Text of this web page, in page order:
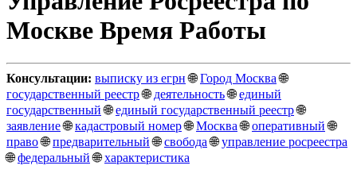
Москве Время Работы
Консультации: выписку из егрн🌐Город Москва🌐
государственный реестр🌐деятельность🌐единый
государственный🌐единый государственный реестр🌐
заявление🌐кадастровый номер🌐Москва🌐оперативный🌐
право🌐предварительный🌐свобода🌐управление росреестра
🌐федеральный🌐характеристика